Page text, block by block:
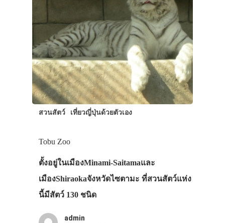
สวนสัตว์ เที่ยวญี่ปุ่นด้วยตัวเอง
Tobu Zoo
ตั้งอยู่ในเมืองMinami-Saitamaและ
เมืองShiraokaจังหวัดไซตามะ ที่สวนสัตว์แห่ง
นี้มีสัตว์ 130 ชนิด
admin